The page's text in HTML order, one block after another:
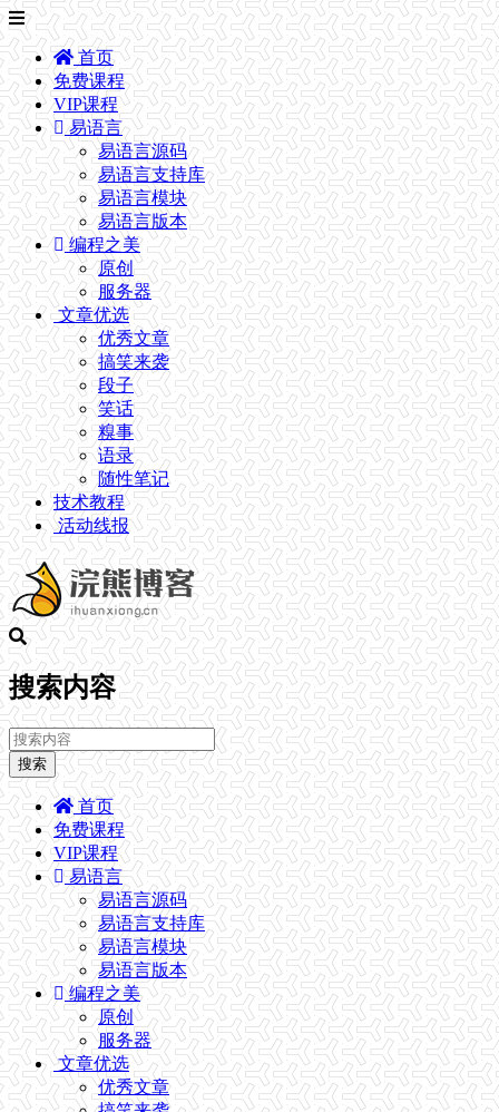
首页
免费课程
VIP课程
易语言
易语言源码
易语言支持库
易语言模块
易语言版本
编程之美
原创
服务器
文章优选
优秀文章
搞笑来袭
段子
笑话
糗事
语录
随性笔记
技术教程
活动线报
搜索内容
搜索
首页
免费课程
VIP课程
易语言
易语言源码
易语言支持库
易语言模块
易语言版本
编程之美
原创
服务器
文章优选
优秀文章